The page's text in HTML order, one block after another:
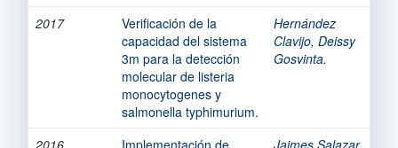
2017
Verificación de la
capacidad del sistema
3m para la detección
molecular de listeria
monocytogenes y
salmonella typhimurium.
Hernández
Clavijo, Deissy
Gosvinta.
2016
Implementación de
Jaimes Salazar,